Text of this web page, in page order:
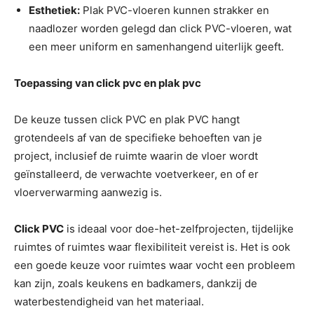
Esthetiek: Plak PVC-vloeren kunnen strakker en
naadlozer worden gelegd dan click PVC-vloeren, wat
een meer uniform en samenhangend uiterlijk geeft.
Toepassing van click pvc en plak pvc
De keuze tussen click PVC en plak PVC hangt
grotendeels af van de specifieke behoeften van je
project, inclusief de ruimte waarin de vloer wordt
geïnstalleerd, de verwachte voetverkeer, en of er
vloerverwarming aanwezig is.
Click PVC is ideaal voor doe-het-zelfprojecten, tijdelijke
ruimtes of ruimtes waar flexibiliteit vereist is. Het is ook
een goede keuze voor ruimtes waar vocht een probleem
kan zijn, zoals keukens en badkamers, dankzij de
waterbestendigheid van het materiaal.